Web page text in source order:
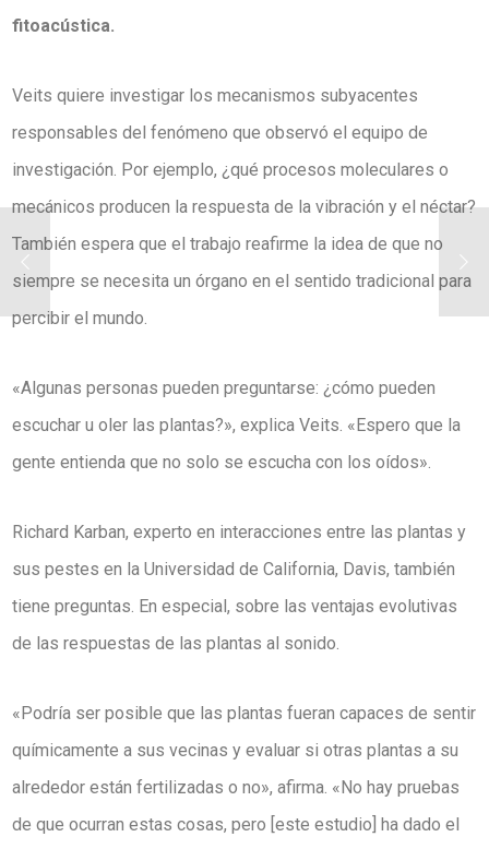
fitoacústica.
Veits quiere investigar los mecanismos subyacentes
responsables del fenómeno que observó el equipo de
investigación. Por ejemplo, ¿qué procesos moleculares o
mecánicos producen la respuesta de la vibración y el néctar?
También espera que el trabajo reafirme la idea de que no
siempre se necesita un órgano en el sentido tradicional para
percibir el mundo.
«Algunas personas pueden preguntarse: ¿cómo pueden
escuchar u oler las plantas?», explica Veits. «Espero que la
gente entienda que no solo se escucha con los oídos».
Richard Karban, experto en interacciones entre las plantas y
sus pestes en la Universidad de California, Davis, también
tiene preguntas. En especial, sobre las ventajas evolutivas
de las respuestas de las plantas al sonido.
«Podría ser posible que las plantas fueran capaces de sentir
químicamente a sus vecinas y evaluar si otras plantas a su
alrededor están fertilizadas o no», afirma. «No hay pruebas
de que ocurran estas cosas, pero [este estudio] ha dado el